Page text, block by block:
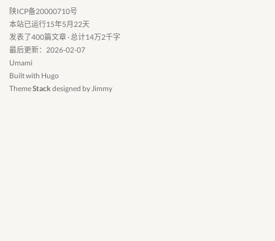
陕ICP备20000710号
本站已运行15年5月22天
发表了400篇文章 · 总计14万2千字
最后更新：2026-02-07
Umami
Built with Hugo
ThemeStack designed byJimmy